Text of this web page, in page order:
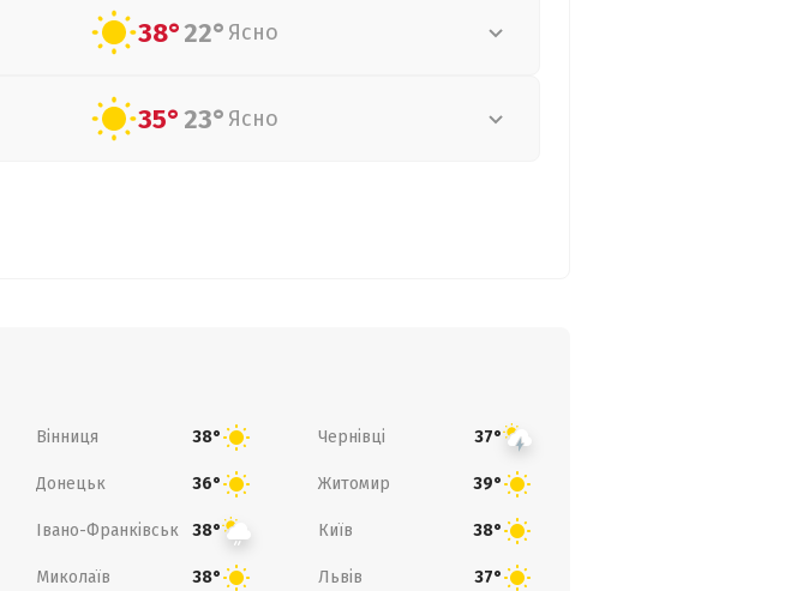
38°22° Ясно
35°23° Ясно
Вінниця 38° Чернівці 37°
Донецьк 36° Житомир 39°
Івано-Франківськ 38° Київ 38°
Миколаїв 38° Львів 37°